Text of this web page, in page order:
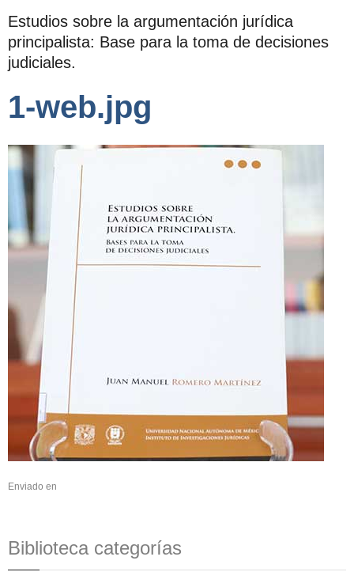
Estudios sobre la argumentación jurídica
principalista: Base para la toma de decisiones
judiciales.
1-web.jpg
Enviado en
Biblioteca categorías